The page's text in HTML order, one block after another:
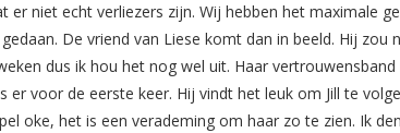
er niet echt verliezers zijn. Wij hebben het maximale
De vriend van Liese komt dan in beeld. Hij zou
dus ik hou het nog wel uit. Haar
er voor de eerste keer. Hij vindt het leuk om Jill te
oke, het is een verademing om haar zo te zien. Ik